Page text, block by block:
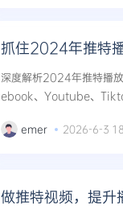
抓住2024年推特
深度解析2024年推特播
ebook、Youtube、
emer 2026-6-3
做推特视频，提升